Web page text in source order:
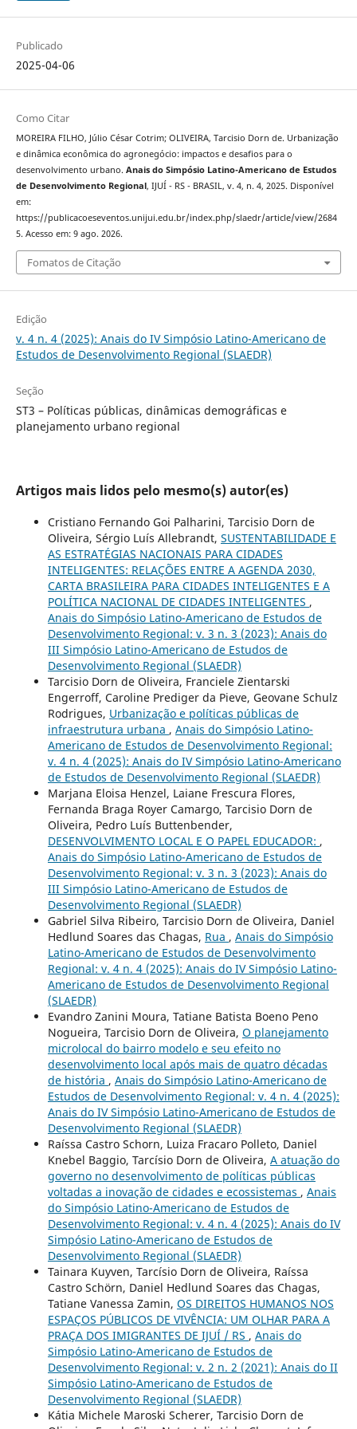
Publicado
2025-04-06
Como Citar
MOREIRA FILHO, Júlio César Cotrim; OLIVEIRA, Tarcisio Dorn de. Urbanização
e dinâmica econômica do agronegócio: impactos e desafios para o
desenvolvimento urbano. Anais do Simpósio Latino-Americano de Estudos
de Desenvolvimento Regional, IJUÍ - RS - BRASIL, v. 4, n. 4, 2025. Disponível
em:
https://publicacoeseventos.unijui.edu.br/index.php/slaedr/article/view/2684
5. Acesso em: 9 ago. 2026.
Fomatos de Citação
Edição
v. 4 n. 4 (2025): Anais do IV Simpósio Latino-Americano de
Estudos de Desenvolvimento Regional (SLAEDR)
Seção
ST3 – Políticas públicas, dinâmicas demográficas e
planejamento urbano regional
Artigos mais lidos pelo mesmo(s) autor(es)
Cristiano Fernando Goi Palharini, Tarcisio Dorn de
Oliveira, Sérgio Luís Allebrandt, SUSTENTABILIDADE E
AS ESTRATÉGIAS NACIONAIS PARA CIDADES
INTELIGENTES: RELAÇÕES ENTRE A AGENDA 2030,
CARTA BRASILEIRA PARA CIDADES INTELIGENTES E A
POLÍTICA NACIONAL DE CIDADES INTELIGENTES ,
Anais do Simpósio Latino-Americano de Estudos de
Desenvolvimento Regional: v. 3 n. 3 (2023): Anais do
III Simpósio Latino-Americano de Estudos de
Desenvolvimento Regional (SLAEDR)
Tarcisio Dorn de Oliveira, Franciele Zientarski
Engerroff, Caroline Prediger da Pieve, Geovane Schulz
Rodrigues, Urbanização e políticas públicas de
infraestrutura urbana , Anais do Simpósio Latino-
Americano de Estudos de Desenvolvimento Regional:
v. 4 n. 4 (2025): Anais do IV Simpósio Latino-Americano
de Estudos de Desenvolvimento Regional (SLAEDR)
Marjana Eloisa Henzel, Laiane Frescura Flores,
Fernanda Braga Royer Camargo, Tarcisio Dorn de
Oliveira, Pedro Luís Buttenbender,
DESENVOLVIMENTO LOCAL E O PAPEL EDUCADOR: ,
Anais do Simpósio Latino-Americano de Estudos de
Desenvolvimento Regional: v. 3 n. 3 (2023): Anais do
III Simpósio Latino-Americano de Estudos de
Desenvolvimento Regional (SLAEDR)
Gabriel Silva Ribeiro, Tarcisio Dorn de Oliveira, Daniel
Hedlund Soares das Chagas, Rua , Anais do Simpósio
Latino-Americano de Estudos de Desenvolvimento
Regional: v. 4 n. 4 (2025): Anais do IV Simpósio Latino-
Americano de Estudos de Desenvolvimento Regional
(SLAEDR)
Evandro Zanini Moura, Tatiane Batista Boeno Peno
Nogueira, Tarcisio Dorn de Oliveira, O planejamento
microlocal do bairro modelo e seu efeito no
desenvolvimento local após mais de quatro décadas
de história , Anais do Simpósio Latino-Americano de
Estudos de Desenvolvimento Regional: v. 4 n. 4 (2025):
Anais do IV Simpósio Latino-Americano de Estudos de
Desenvolvimento Regional (SLAEDR)
Raíssa Castro Schorn, Luiza Fracaro Polleto, Daniel
Knebel Baggio, Tarcísio Dorn de Oliveira, A atuação do
governo no desenvolvimento de políticas públicas
voltadas a inovação de cidades e ecossistemas , Anais
do Simpósio Latino-Americano de Estudos de
Desenvolvimento Regional: v. 4 n. 4 (2025): Anais do IV
Simpósio Latino-Americano de Estudos de
Desenvolvimento Regional (SLAEDR)
Tainara Kuyven, Tarcísio Dorn de Oliveira, Raíssa
Castro Schörn, Daniel Hedlund Soares das Chagas,
Tatiane Vanessa Zamin, OS DIREITOS HUMANOS NOS
ESPAÇOS PÚBLICOS DE VIVÊNCIA: UM OLHAR PARA A
PRAÇA DOS IMIGRANTES DE IJUÍ / RS , Anais do
Simpósio Latino-Americano de Estudos de
Desenvolvimento Regional: v. 2 n. 2 (2021): Anais do II
Simpósio Latino-Americano de Estudos de
Desenvolvimento Regional (SLAEDR)
Kátia Michele Maroski Scherer, Tarcisio Dorn de